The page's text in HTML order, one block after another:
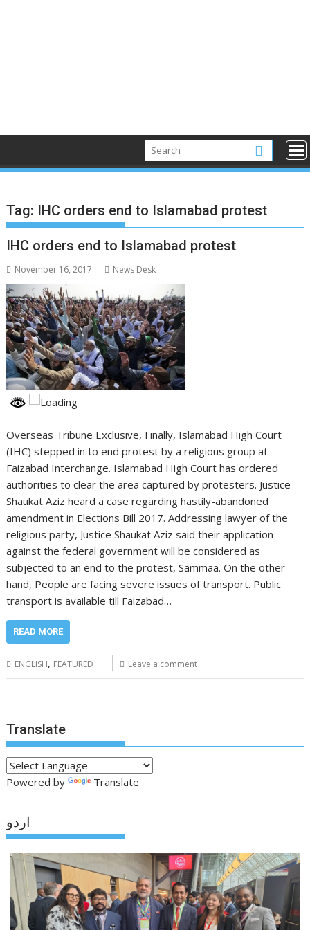
Tag: IHC orders end to Islamabad protest
IHC orders end to Islamabad protest
November 16, 2017 News Desk
Overseas Tribune Exclusive, Finally, Islamabad High Court
(IHC) stepped in to end protest by a religious group at
Faizabad Interchange. Islamabad High Court has ordered
authorities to clear the area captured by protesters. Justice
Shaukat Aziz heard a case regarding hastily-abandoned
amendment in Elections Bill 2017. Addressing lawyer of the
religious party, Justice Shaukat Aziz said their application
against the federal government will be considered as
subjected to an end to the protest, Sammaa. On the other
hand, People are facing severe issues of transport. Public
transport is available till Faizabad…
READ MORE
ENGLISH, FEATURED Leave a comment
Translate
Powered by Translate
اردو